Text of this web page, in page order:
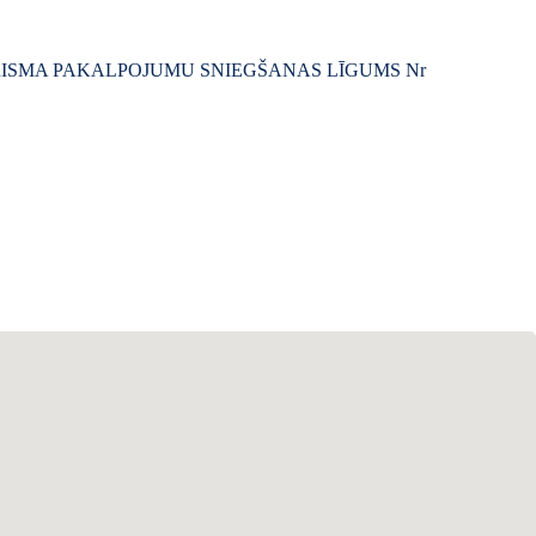
PAKALPOJUMU SNIEGŠANAS LĪGUMS Nr